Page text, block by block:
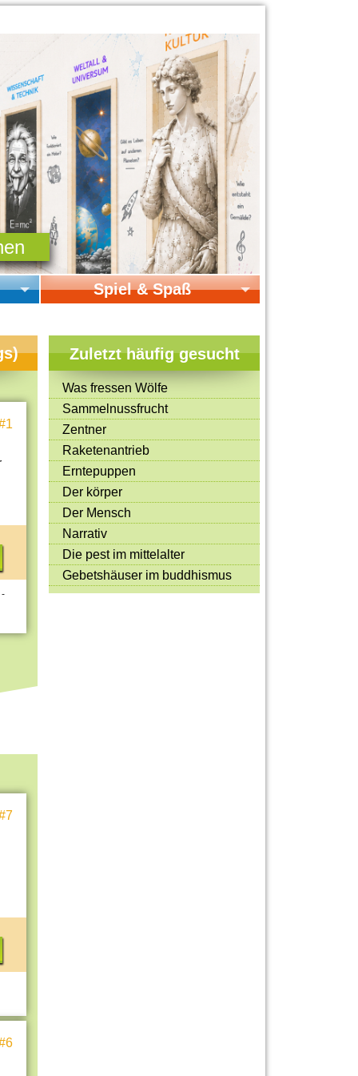
Spiel & Spaß
Online-Spiele
Mitmachen & Kreatives
Bücher & Filme
Quiz-Spiele
Spiele & Ideen
Jugendreporter
Rezeptideen
Game-Tests
Reisen, Events & Sport
E-Cards
-
Zuletzt häufig gesucht
Was fressen Wölfe
Sammelnussfrucht
Zentner
Raketenantrieb
Erntepuppen
Der körper
Der Mensch
Narrativ
Die pest im mittelalter
Gebetshäuser im buddhismus